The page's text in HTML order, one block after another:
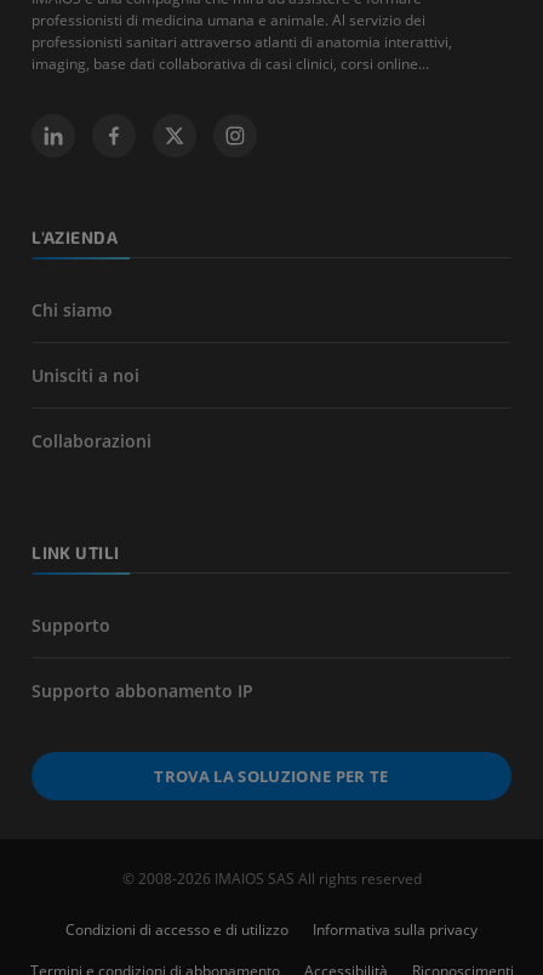
professionisti di medicina umana e animale. Al servizio dei
professionisti sanitari attraverso atlanti di anatomia interattivi,
imaging, base dati collaborativa di casi clinici, corsi online...
L'AZIENDA
Chi siamo
Unisciti a noi
Collaborazioni
LINK UTILI
Supporto
Supporto abbonamento IP
TROVA LA SOLUZIONE PER TE
© 2008-2026 IMAIOS SAS All rights reserved
Condizioni di accesso e di utilizzo
Informativa sulla privacy